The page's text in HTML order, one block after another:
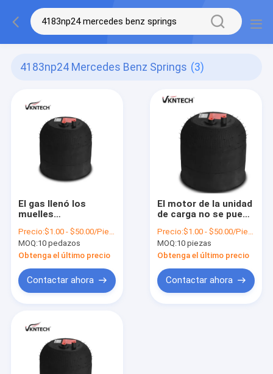
4183np24 Mercedes Benz Springs (3)
El gas llenó los
muelles
4183-24K 4183NP24
Mercedes Benz
Springs A 942.320.23
del aire.
Precio:$1.00 - $50.00/Pieces
MOQ:10 pedazos
Obtenga el último precio
Contactar ahora
El motor de la unidad
de carga no se puede
transporte de
vehículos.320.23.21
Contitech 4183NP24
Sustitución por
VKNTECH 1K4183-2
MERCEDES BENZ AIR
4183NP24
Precio:$1.00 - $50.00/Pieces
MOQ:10 piezas
Obtenga el último precio
Contactar ahora